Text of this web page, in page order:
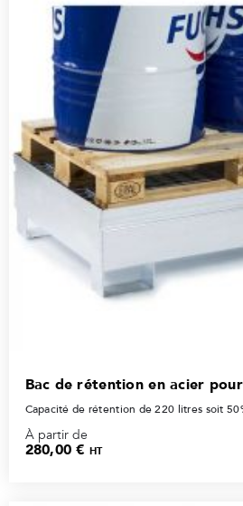
Bac de rétention en acier
Capacité de rétention de 220 litres soit
À partir de
280,00 €HT